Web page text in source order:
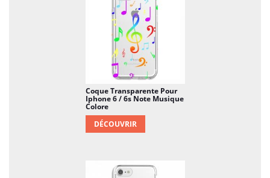
Coque Transparente Pour
Iphone 6 / 6s Note Musique
Colore
DÉCOUVRIR